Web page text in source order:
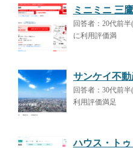
ミニミニ 三
回答者：20代前
に利用評価満
サンケイ不動
回答者：30代前
利用評価満足
ハウス・ト